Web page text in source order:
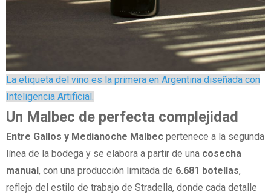
La etiqueta del vino es la primera en Argentina diseñada con
Inteligencia Artificial.
Un Malbec de perfecta complejidad
Entre Gallos y Medianoche Malbec pertenece a la segunda
línea de la bodega y se elabora a partir de una cosecha
manual , con una producción limitada de 6.681 botellas,
reflejo del estilo de trabajo de Stradella, donde cada detalle